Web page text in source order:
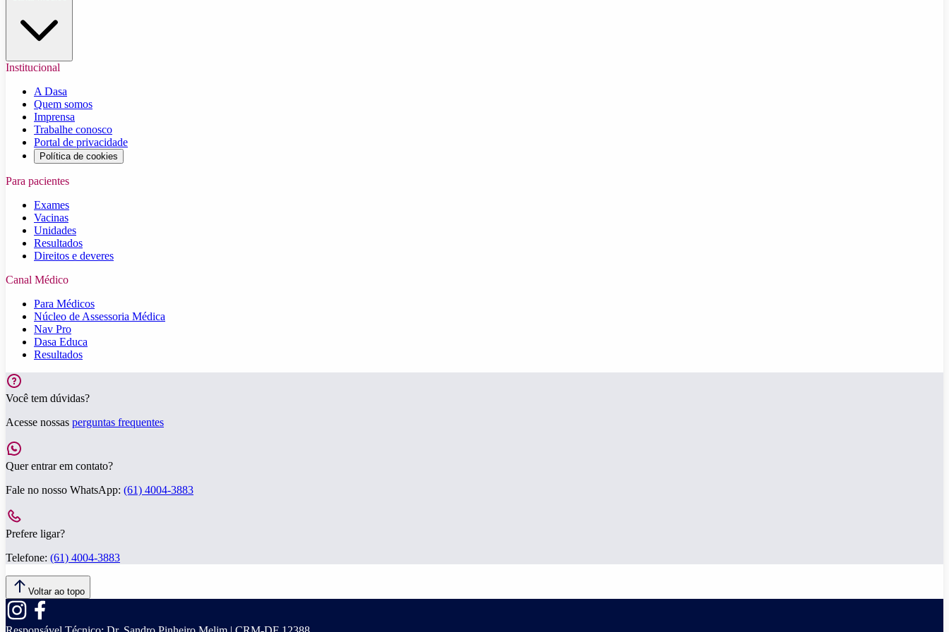
Institucional
A Dasa
Quem somos
Imprensa
Trabalhe conosco
Portal de privacidade
Política de cookies
Para pacientes
Exames
Vacinas
Unidades
Resultados
Direitos e deveres
Canal Médico
Para Médicos
Núcleo de Assessoria Médica
Nav Pro
Dasa Educa
Resultados
Você tem dúvidas?
Acesse nossas perguntas frequentes
Quer entrar em contato?
Fale no nosso WhatsApp: (61) 4004-3883
Prefere ligar?
Telefone: (61) 4004-3883
Voltar ao topo